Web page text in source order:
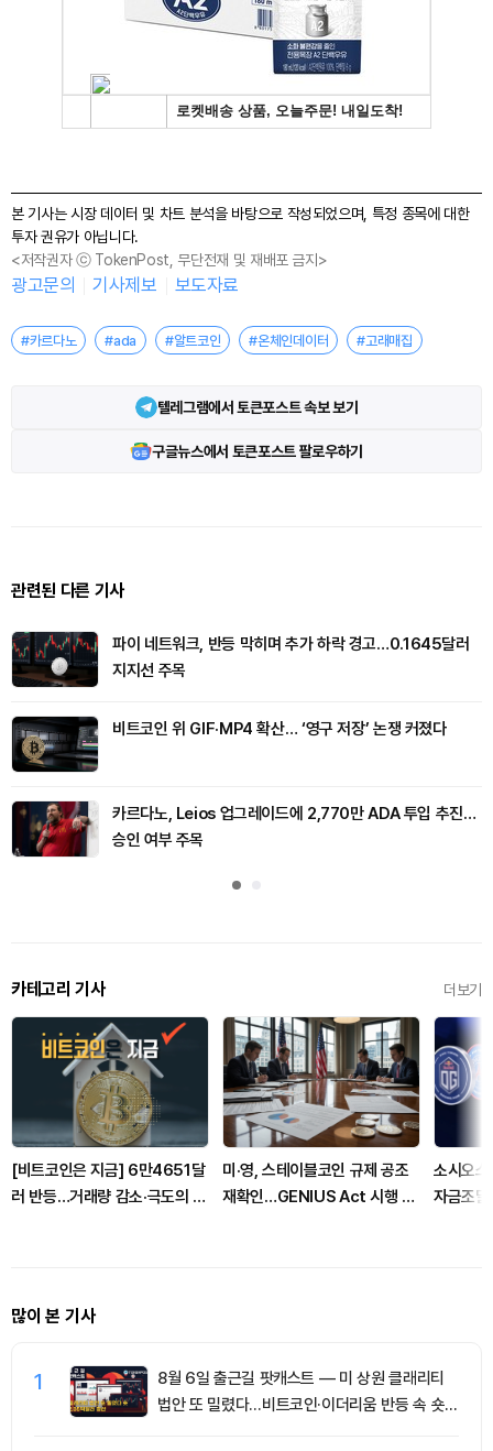
본 기사는 시장 데이터 및 차트 분석을 바탕으로 작성되었으며, 특정 종목에 대한
투자 권유가 아닙니다.
<저작권자 ⓒ TokenPost, 무단전재 및 재배포 금지>
광고문의 기사제보 보도자료
#카르다노 #ada #알트코인 #온체인데이터 #고래매집
텔레그램에서 토큰포스트 속보 보기
구글뉴스에서 토큰포스트 팔로우하기
관련된 다른 기사
파이 네트워크, 반등 막히며 추가 하락 경고…0.1645달러
지지선 주목
비트코인 위 GIF·MP4 확산… ‘영구 저장’ 논쟁 커졌다
카르다노, Leios 업그레이드에 2,770만 ADA 투입 추진…
승인 여부 주목
카테고리 기사 더보기
[비트코인은 지금] 6만4651달
러 반등…거래량 감소·극도의 공
미·영, 스테이블코인 규제 공조
재확인…GENIUS Act 시행 속
소시오
자금조달
많이 본 기사
1
8월 6일 출근길 팟캐스트 — 미 상원 클래리티
법안 또 밀렸다…비트코인·이더리움 반등 속 숏